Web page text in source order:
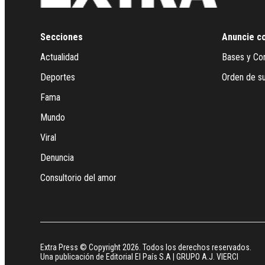
Secciones
Actualidad
Deportes
Fama
Mundo
Viral
Denuncia
Consultorio del amor
Anuncie
Bases y
Orden de
Extra Press © Copyright 2026. Todos los derechos reservados.
Una publicación de Editorial El País S.A | GRUPO A.J. VIERCI